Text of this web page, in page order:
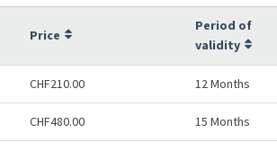
Price
Period of
validity
CHF210.00 12 Months
CHF480.00 15 Months